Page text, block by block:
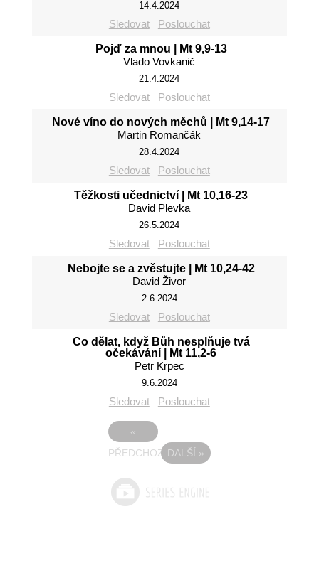
14.4.2024
Sledovat Poslouchat
Pojď za mnou | Mt 9,9-13
Vlado Vovkanič
21.4.2024
Sledovat Poslouchat
Nové víno do nových měchů | Mt 9,14-17
Martin Romančák
28.4.2024
Sledovat Poslouchat
Těžkosti učednictví | Mt 10,16-23
David Plevka
26.5.2024
Sledovat Poslouchat
Nebojte se a zvěstujte | Mt 10,24-42
David Živor
2.6.2024
Sledovat Poslouchat
Co dělat, když Bůh nesplňuje tvá
očekávání | Mt 11,2-6
Petr Krpec
9.6.2024
Sledovat Poslouchat
«
PŘEDCHOZÍ DALŠÍ »